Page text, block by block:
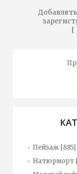
[
Пейзаж [885]
Натюрморт